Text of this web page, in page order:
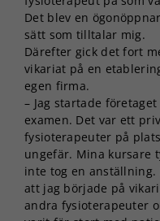
Det blev en
sätt som tilltalar mig.
Därefter gick det fort
vikariat på en
egen firma.
– Jag startade
examen. Det var ett
fysioterapeuter på
ungefär. Mina kursare
inte tog en
att jag började på
andra fysioterapeuter